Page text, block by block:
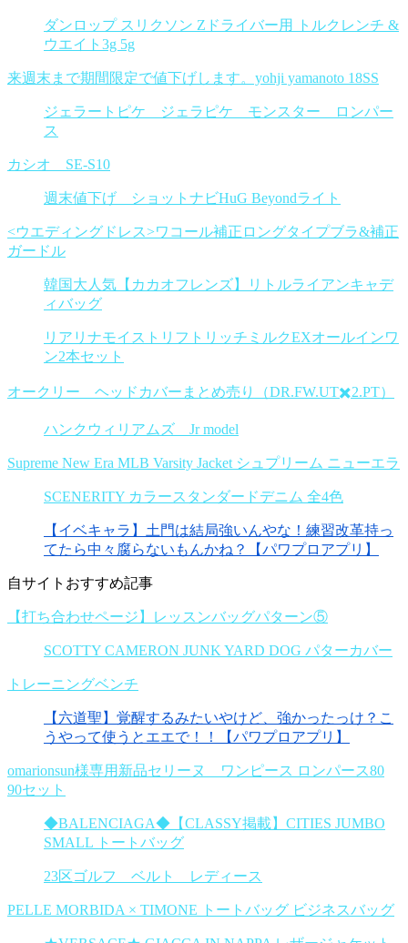
ダンロップ スリクソン Zドライバー用 トルクレンチ &
ウエイト3g 5g
来週末まで期間限定で値下げします。yohji yamanoto 18SS
ジェラートピケ ジェラピケ モンスター ロンパー
ス
カシオ SE-S10
週末値下げ ショットナビHuG Beyondライト
<ウエディングドレス>ワコール補正ロングタイプブラ&補正
ガードル
韓国大人気【カカオフレンズ】リトルライアンキャデ
ィバッグ
リアリナモイストリフトリッチミルクEXオールインワ
ン2本セット
オークリー ヘッドカバーまとめ売り（DR.FW.UT✖️2.PT）
ハンクウィリアムズ Jr model
Supreme New Era MLB Varsity Jacket シュプリーム ニューエラ
SCENERITY カラースタンダードデニム 全4色
【イベキャラ】土門は結局強いんやな！練習改革持っ
てたら中々腐らないもんかね？【パワプロアプリ】
自サイトおすすめ記事
【打ち合わせページ】レッスンバッグパターン⑤
SCOTTY CAMERON JUNK YARD DOG パターカバー
トレーニングベンチ
【六道聖】覚醒するみたいやけど、強かったっけ？こ
うやって使うとエエで！！【パワプロアプリ】
omarionsun様専用新品セリーヌ ワンピース ロンパース80
90セット
◆BALENCIAGA◆【CLASSY掲載】CITIES JUMBO
SMALL トートバッグ
23区ゴルフ ベルト レディース
PELLE MORBIDA × TIMONE トートバッグ ビジネスバッグ